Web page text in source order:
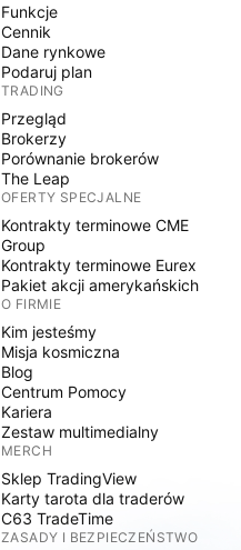
Funkcje
Cennik
Dane rynkowe
Podaruj plan
TRADING
Przegląd
Brokerzy
Porównanie brokerów
The Leap
OFERTY SPECJALNE
Kontrakty terminowe CME
Group
Kontrakty terminowe Eurex
Pakiet akcji amerykańskich
O FIRMIE
Kim jesteśmy
Misja kosmiczna
Blog
Centrum Pomocy
Kariera
Zestaw multimedialny
MERCH
Sklep TradingView
Karty tarota dla traderów
C63 TradeTime
ZASADY I BEZPIECZEŃSTWO